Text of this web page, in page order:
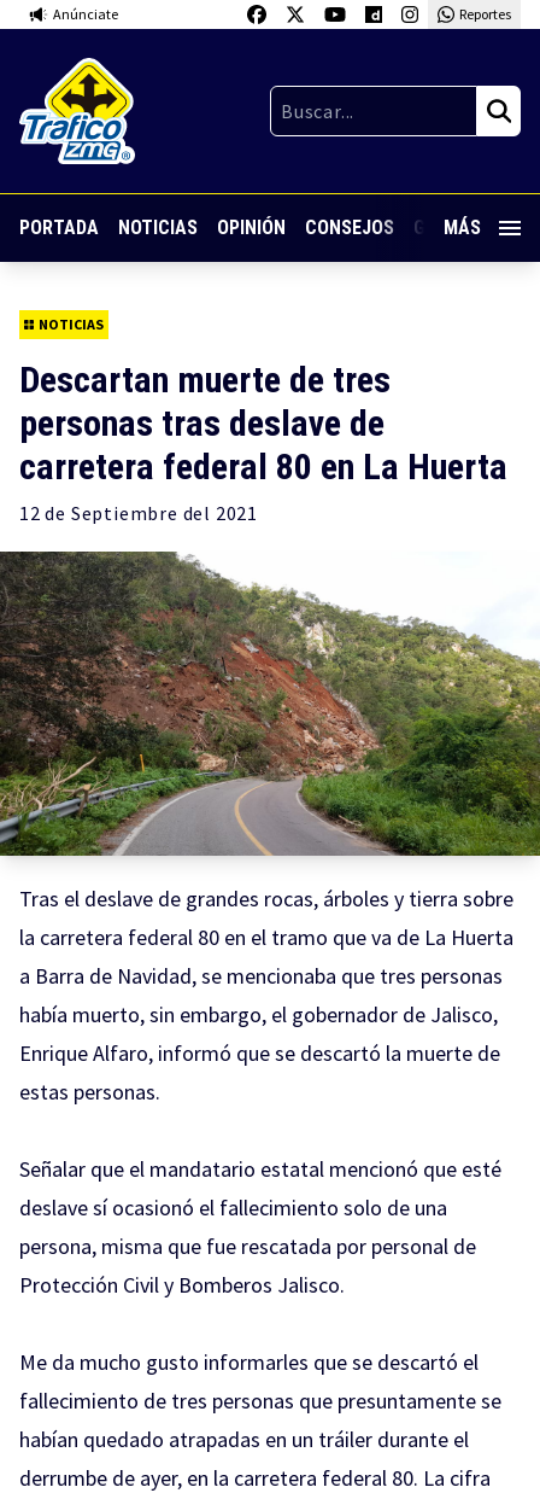
Anúnciate Reportes
PORTADA NOTICIAS OPINIÓN CONSEJOS GUARDIA
MÁS
NOTICIAS
Descartan muerte de tres
personas tras deslave de
carretera federal 80 en La Huerta
12 de Septiembre del 2021
Tras el deslave de grandes rocas, árboles y tierra sobre
la carretera federal 80 en el tramo que va de La Huerta
a Barra de Navidad, se mencionaba que tres personas
había muerto, sin embargo, el gobernador de Jalisco,
Enrique Alfaro, informó que se descartó la muerte de
estas personas.
Señalar que el mandatario estatal mencionó que esté
deslave sí ocasionó el fallecimiento solo de una
persona, misma que fue rescatada por personal de
Protección Civil y Bomberos Jalisco.
Me da mucho gusto informarles que se descartó el
fallecimiento de tres personas que presuntamente se
habían quedado atrapadas en un tráiler durante el
derrumbe de ayer, en la carretera federal 80. La cifra